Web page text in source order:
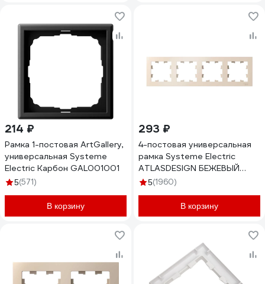
214 ₽
Рамка 1-постовая ArtGallery,
универсальная Systeme
Electric Карбон GAL001001
5(571)
В корзину
293 ₽
4-постовая универсальная
рамка Systeme Electric
ATLASDESIGN БЕЖЕВЫЙ
ATN000204
5(1960)
В корзину